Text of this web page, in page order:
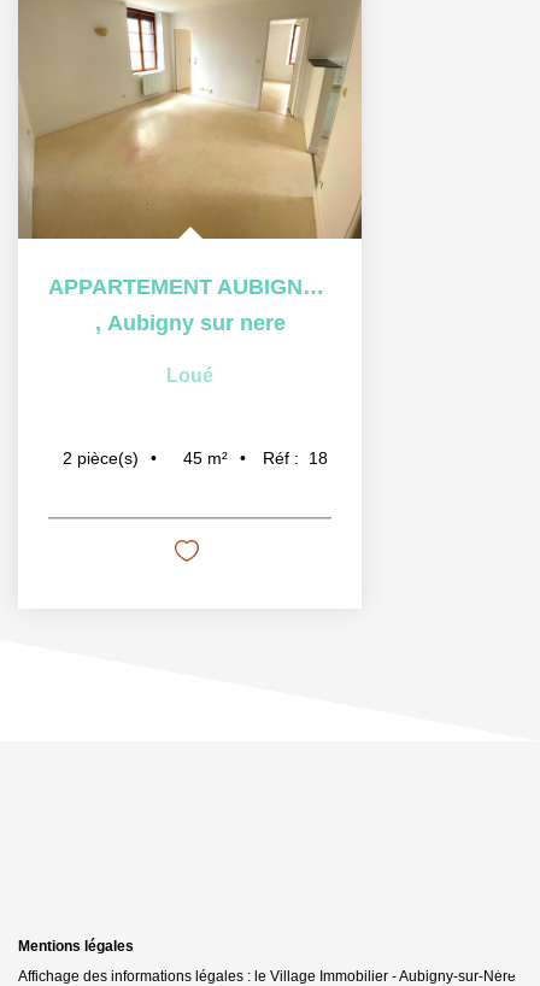
APPARTEMENT AUBIGNY SUR NERE - 2 pièce(s) - 45 m2
, Aubigny sur nere
Loué
2 pièce(s) 45 m² Réf : 18
Mentions légales
Affichage des informations légales : le Village Immobilier - Aubigny-sur-Nère